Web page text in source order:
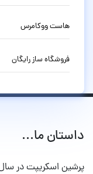
هاست ووکامرس
فروشگاه ساز رایگان
داستان ما...